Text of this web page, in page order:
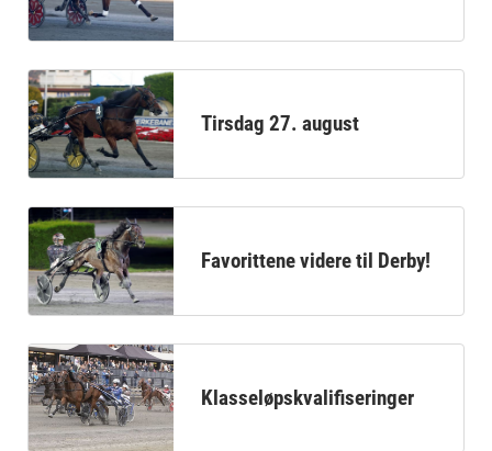
Tirsdag 27. august
Favorittene videre til Derby!
Klasseløpskvalifiseringer